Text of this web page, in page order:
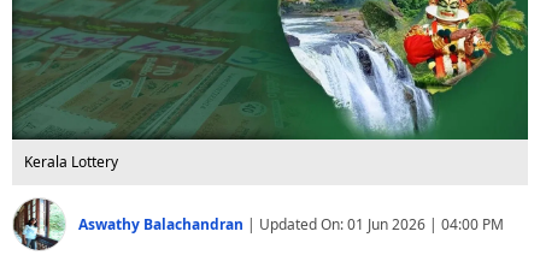
Kerala Lottery
Aswathy Balachandran | Updated On:01 Jun 2026 | 04:00 PM